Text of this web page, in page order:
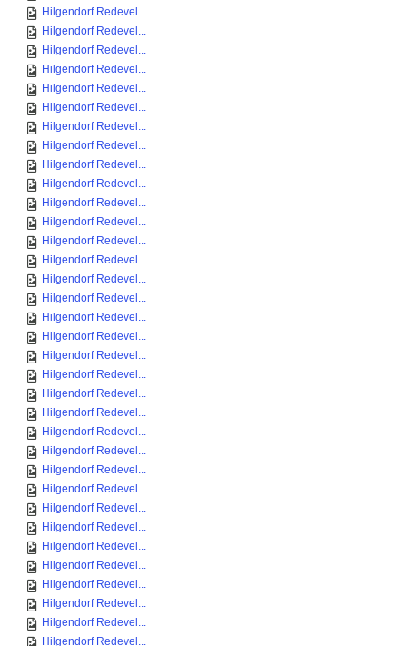
Hilgendorf Redevel...
Hilgendorf Redevel...
Hilgendorf Redevel...
Hilgendorf Redevel...
Hilgendorf Redevel...
Hilgendorf Redevel...
Hilgendorf Redevel...
Hilgendorf Redevel...
Hilgendorf Redevel...
Hilgendorf Redevel...
Hilgendorf Redevel...
Hilgendorf Redevel...
Hilgendorf Redevel...
Hilgendorf Redevel...
Hilgendorf Redevel...
Hilgendorf Redevel...
Hilgendorf Redevel...
Hilgendorf Redevel...
Hilgendorf Redevel...
Hilgendorf Redevel...
Hilgendorf Redevel...
Hilgendorf Redevel...
Hilgendorf Redevel...
Hilgendorf Redevel...
Hilgendorf Redevel...
Hilgendorf Redevel...
Hilgendorf Redevel...
Hilgendorf Redevel...
Hilgendorf Redevel...
Hilgendorf Redevel...
Hilgendorf Redevel...
Hilgendorf Redevel...
Hilgendorf Redevel...
Hilgendorf Redevel...